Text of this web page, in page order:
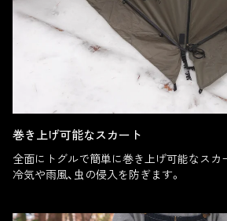
巻き上げ可能なスカート
全面にトグルで簡単に巻き上げ可能なスカ
冷気や雨風、虫の侵入を防ぎます。